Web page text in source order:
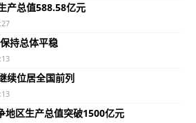
产总值588.58亿元
持总体平稳
续位居全国前列
地区生产总值突破1500亿元